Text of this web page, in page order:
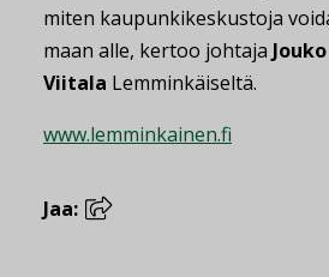
miten kaupunkikeskustoja
maan alle, kertoo johtaja Jouko
Viitala Lemminkäiseltä.
www.lemminkainen.fi
Jaa: